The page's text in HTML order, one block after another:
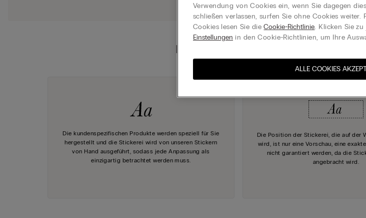
Entdecken Sie die Details, die Ihren
Die kundenspezifischen Produkte werden speziell für Sie
hergestellt und die Stickerei wird von unseren Stickern
von Hand ausgeführt, sodass jede Anpassung als
einzigartig betrachtet werden muss.
Die Position der Stickerei, die auf der
wird, ist nur eine Vorschau, eine
nicht garantiert werden, da die
angebracht wird.
Verwendung von Cookies ein, wenn Sie dagegen
schließen verlassen, surfen Sie ohne Cookies weiter.
Cookies lesen Sie dieCookie-Richtlinie. Klicken Sie
Einstellungen in den Cookie-Richtlinien, um Ihre
ALLE COOKIES